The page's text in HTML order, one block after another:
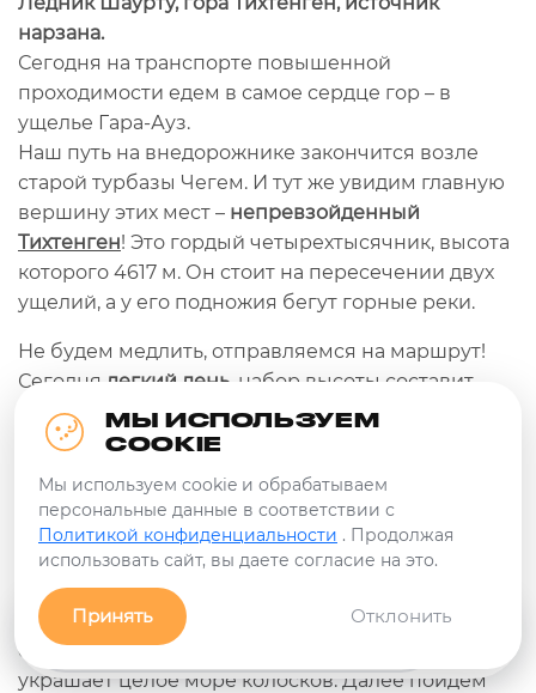
нарзана.
Сегодня на транспорте повышенной
проходимости едем в самое сердце гор – в
ущелье Гара-Ауз.
Наш путь на внедорожнике закончится возле
старой турбазы Чегем. И тут же увидим главную
вершину этих мест – непревзойденный
Тихтенген! Это гордый четырехтысячник, высота
которого 4617 м. Он стоит на пересечении двух
ущелий, а у его подножия бегут горные реки.
Не будем медлить, отправляемся на маршрут!
Сегодня легкий день , набор высоты составит
всего лишь около 200 м. Зато какая приятная
тропа в этом ущелье! Она ведет по
, далее переводит по мостику через речку и
выводит к развилку. Направо пойдешь – на
нарзан попадешь, налево пойдешь – к леднику в
гости придешь!
Идем сразу к леднику
пройдет по тенистому лесу, а затем выведет на
огромную, роскошную поляну, которую по осени
украшает целое море колосков. Далее пойдем
Заявка
МЫ ИСПОЛЬЗУЕМ
COOKIE
Мы используем cookie и обрабатываем
персональные данные в соответствии с
Политикой конфиденциальности . Продолжая
использовать сайт, вы даете согласие на это.
Принять Отклонить